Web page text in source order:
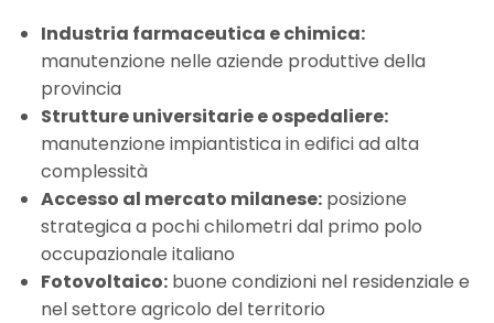
Industria farmaceutica e chimica:
manutenzione nelle aziende produttive della
provincia
Strutture universitarie e ospedaliere:
manutenzione impiantistica in edifici ad alta
complessità
Accesso al mercato milanese: posizione
strategica a pochi chilometri dal primo polo
occupazionale italiano
Fotovoltaico: buone condizioni nel residenziale e
nel settore agricolo del territorio